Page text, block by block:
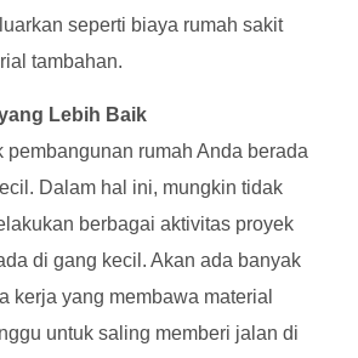
seperti biaya rumah sakit
tambahan.
Lebih Baik
pembangunan rumah Anda berada
Dalam hal ini, mungkin tidak
berbagai aktivitas proyek
di gang kecil. Akan ada banyak
kerja yang membawa material
untuk saling memberi jalan di